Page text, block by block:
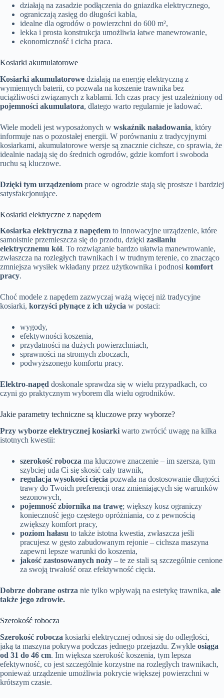
działają na zasadzie podłączenia do gniazdka elektrycznego,
ograniczają zasięg do długości kabla,
idealne dla ogrodów o powierzchni do 600 m²,
lekka i prosta konstrukcja umożliwia łatwe manewrowanie,
ekonomiczność i cicha praca.
Kosiarki akumulatorowe
Kosiarki akumulatorowe działają na energię elektryczną z
wymiennych baterii, co pozwala na koszenie trawnika bez
uciążliwości związanych z kablami. Ich czas pracy jest uzależniony od
pojemności akumulatora, dlatego warto regularnie je ładować.
Wiele modeli jest wyposażonych w wskaźnik naładowania, który
informuje nas o pozostałej energii. W porównaniu z tradycyjnymi
kosiarkami, akumulatorowe wersje są znacznie cichsze, co sprawia, że
idealnie nadają się do średnich ogrodów, gdzie komfort i swoboda
ruchu są kluczowe.
Dzięki tym urządzeniom prace w ogrodzie stają się prostsze i bardziej
satysfakcjonujące.
Kosiarki elektryczne z napędem
Kosiarka elektryczna z napędem to innowacyjne urządzenie, które
samoistnie przemieszcza się do przodu, dzięki zasilaniu
elektrycznemu kół. To rozwiązanie bardzo ułatwia manewrowanie,
zwłaszcza na rozległych trawnikach i w trudnym terenie, co znacząco
zmniejsza wysiłek wkładany przez użytkownika i podnosi komfort
pracy.
Choć modele z napędem zazwyczaj ważą więcej niż tradycyjne
kosiarki, korzyści płynące z ich użycia w postaci:
wygody,
efektywności koszenia,
przydatności na dużych powierzchniach,
sprawności na stromych zboczach,
podwyższonego komfortu pracy.
Elektro-napęd doskonale sprawdza się w wielu przypadkach, co
czyni go praktycznym wyborem dla wielu ogrodników.
Jakie parametry techniczne są kluczowe przy wyborze?
Przy wyborze elektrycznej kosiarki warto zwrócić uwagę na kilka
istotnych kwestii:
szerokość robocza ma kluczowe znaczenie – im szersza, tym
szybciej uda Ci się skosić cały trawnik,
regulacja wysokości cięcia pozwala na dostosowanie długości
trawy do Twoich preferencji oraz zmieniających się warunków
sezonowych,
pojemność zbiornika na trawę; większy kosz ograniczy
konieczność jego częstego opróżniania, co z pewnością
zwiększy komfort pracy,
poziom hałasu to także istotna kwestia, zwłaszcza jeśli
pracujesz w gęsto zabudowanym rejonie – cichsza maszyna
zapewni lepsze warunki do koszenia,
jakość zastosowanych noży – te ze stali są szczególnie cenione
za swoją trwałość oraz efektywność cięcia.
Dobrze dobrane ostrza nie tylko wpływają na estetykę trawnika, ale
także jego zdrowie.
Szerokość robocza
Szerokość robocza kosiarki elektrycznej odnosi się do odległości,
jaką ta maszyna pokrywa podczas jednego przejazdu. Zwykle osiąga
od 31 do 46 cm. Im większa szerokość koszenia, tym lepsza
efektywność, co jest szczególnie korzystne na rozległych trawnikach,
ponieważ urządzenie umożliwia pokrycie większej powierzchni w
krótszym czasie.